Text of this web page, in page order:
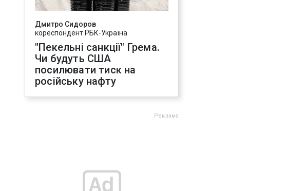
Дмитро Сидоров
кореспондент РБК-Україна
"Пекельні санкції" Грема.
Чи будуть США
посилювати тиск на
російську нафту